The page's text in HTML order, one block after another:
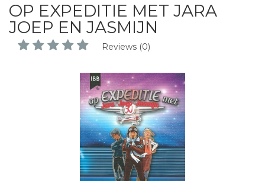
OP EXPEDITIE MET JARA
JOEP EN JASMIJN
Reviews (0)